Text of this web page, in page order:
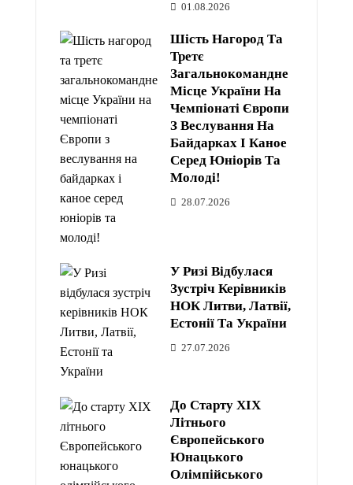
01.08.2026
Шість Нагород Та
Третє
Загальнокомандне
Місце України На
Чемпіонаті Європи
З Веслування На
Байдарках І Каное
Серед Юніорів Та
Молоді!
28.07.2026
У Ризі Відбулася
Зустріч Керівників
НОК Литви, Латвії,
Естонії Та України
27.07.2026
До Старту XIX
Літнього
Європейського
Юнацького
Олімпійського